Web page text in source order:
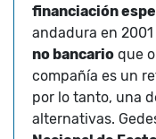
financiación
andadura en 2001
no bancario que
compañía es un
por lo tanto, una
alternativas.